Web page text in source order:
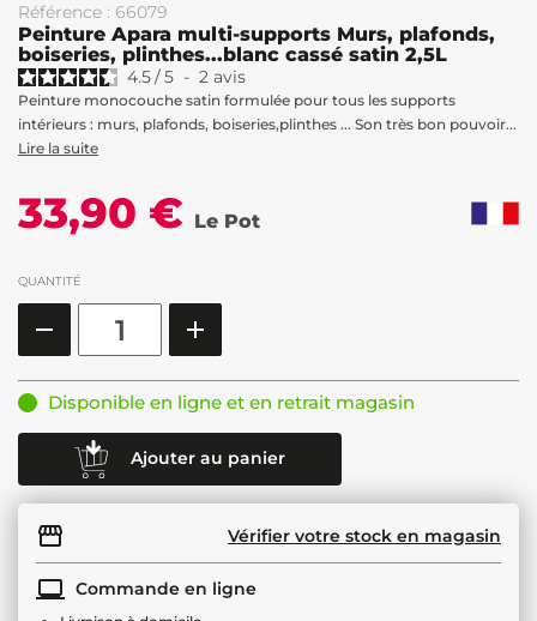
Référence : 66079
Peinture Apara multi-supports Murs, plafonds,
boiseries, plinthes...blanc cassé satin 2,5L
4.5/5 - 2 avis
Peinture monocouche satin formulée pour tous les supports
intérieurs : murs, plafonds, boiseries,plinthes ... Son très bon pouvoir...
Lire la suite
33,90 € Le Pot
QUANTITÉ
Disponible en ligne et en retrait magasin
Ajouter au panier
Vérifier votre stock en magasin
Commande en ligne